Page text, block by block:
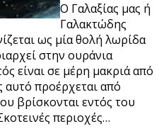
Ο Γαλαξίας μας ή
Γαλακτώδης
ως μία θολή λωρίδα
στην ουράνια
είναι σε μέρη μακριά από
προέρχεται από
βρίσκονται εντός του
περιοχές…